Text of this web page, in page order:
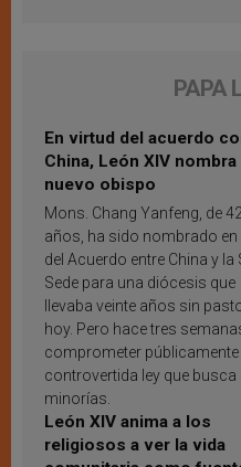
PAPA
En virtud del acuerdo
China, León XIV nombra
nuevo obispo
Mons. Chang Yanfeng, de
años, ha sido nombrado en
del Acuerdo entre China y la
Sede para una diócesis que
llevaba veinte años sin
hoy. Pero hace tres
comprometer
controvertida ley que busca
minorías.
León XIV anima a los
religiosos a ver la vida